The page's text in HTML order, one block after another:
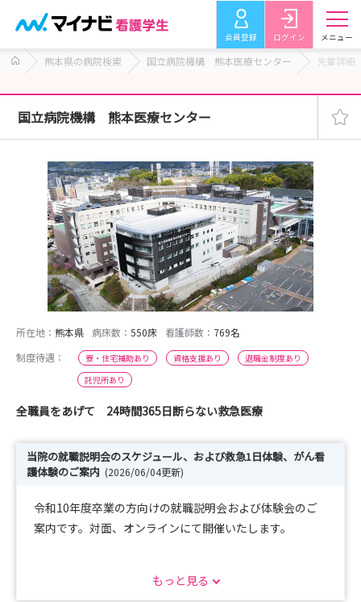
会員登録 ログイン メニュー
熊本県の病院検索 国立病院機構 熊本医療センター 先輩詳細
国立病院機構 熊本医療センター
所在地： 熊本県 病床数： 550床 看護師数： 769名
制度待遇：
寮・住宅補助あり 資格支援あり
退職金制度あり
託児所あり
全職員をあげて 24時間365日断らない救急医療
当院の就職説明会のスケジュール、および救急1日体験、がん看
護体験のご案内 (2026/06/04更新)
令和10年度卒業の方向けの就職説明会および体験会のご
案内です。対面、オンラインにて開催いたします。
令和８年12月25日（金）KMC版就職説明会 熊本医療セ
もっと見る